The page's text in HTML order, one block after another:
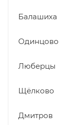
Балашиха
Одинцово
Люберцы
Щёлково
Дмитров